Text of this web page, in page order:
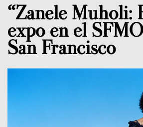
“Zanele Muholi:
expo en el
San Francisco